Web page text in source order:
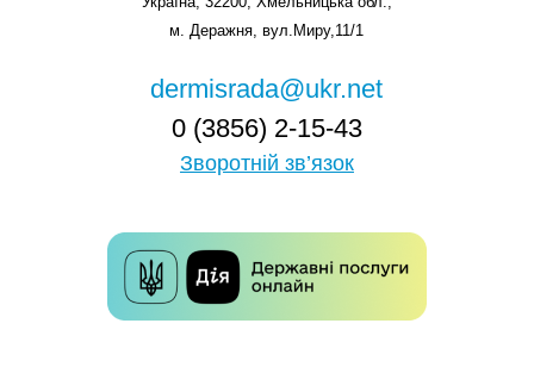
м. Деражня, вул.Миру,11/1
dermisrada@ukr.net
0 (3856) 2-15-43
Зворотній зв’язок